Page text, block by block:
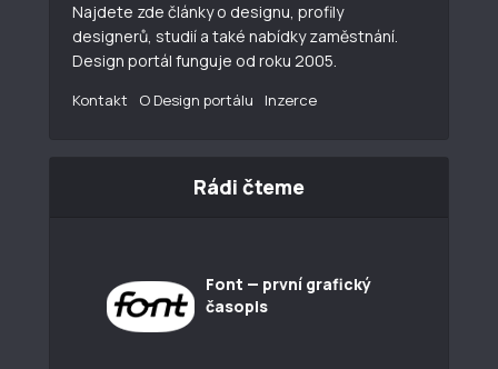
Najdete zde články o designu, profily
designerů, studií a také nabídky zaměstnání.
Design portál funguje od roku 2005.
Kontakt O Design portálu Inzerce
Rádi čteme
Font — první grafický
časopis